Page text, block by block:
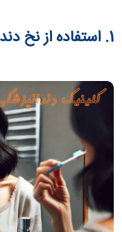
1. استفاده از نخ دندان و مسواک